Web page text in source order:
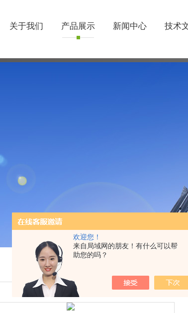
欢迎您！
来自局域网的朋友！有什么可以帮
助您的吗？
关于我们 产品展示 新闻中心 技术
我的位置： 丽